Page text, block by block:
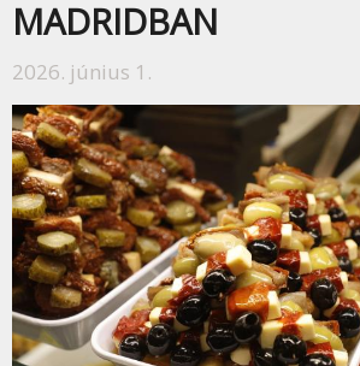
MADRIDBAN
2026. június 1.